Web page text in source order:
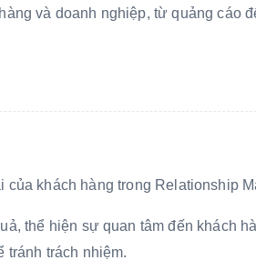
và doanh nghiệp, từ quảng cáo
khách hàng trong Relationship
thể hiện sự quan tâm đến khách
tránh trách nhiệm.